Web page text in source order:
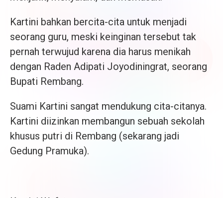
Kartini bahkan bercita-cita untuk menjadi
seorang guru, meski keinginan tersebut tak
pernah terwujud karena dia harus menikah
dengan Raden Adipati Joyodiningrat, seorang
Bupati Rembang.
Suami Kartini sangat mendukung cita-citanya.
Kartini diizinkan membangun sebuah sekolah
khusus putri di Rembang (sekarang jadi
Gedung Pramuka).